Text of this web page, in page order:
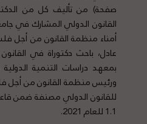
صفحة) من تأليف كل من
القانون الدولي المشارك في
أمناء منظمة القانون من أجل
عادل، باحث دكتوراة في
ورئيس منظمة القانون من أجل
للقانون الدولي مصنفة ضمن
1.1 للعام 2021.